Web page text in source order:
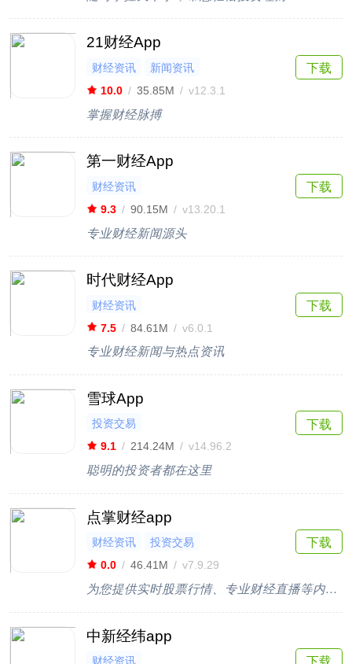
21财经App
财经资讯
新闻资讯
10.0 / 35.85M / v12.3.1
掌握财经脉搏
下载
第一财经App
财经资讯
9.3 / 90.15M / v13.20.1
专业财经新闻源头
下载
时代财经App
财经资讯
7.5 / 84.61M / v6.0.1
专业财经新闻与热点资讯
下载
雪球App
投资交易
9.1 / 214.24M / v14.96.2
聪明的投资者都在这里
下载
点掌财经app
财经资讯
投资交易
0.0 / 46.41M / v7.9.29
为您提供实时股票行情、专业财经直播等内容，助您轻松玩转股市
下载
中新经纬app
财经资讯